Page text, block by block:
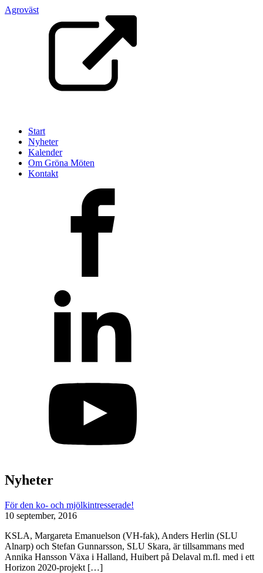
Agroväst
Start
Nyheter
Kalender
Om Gröna Möten
Kontakt
Nyheter
För den ko- och mjölkintresserade!
10 september, 2016
KSLA, Margareta Emanuelson (VH-fak), Anders Herlin (SLU
Alnarp) och Stefan Gunnarsson, SLU Skara, är tillsammans med
Annika Hansson Växa i Halland, Huibert på Delaval m.fl. med i ett
Horizon 2020-projekt […]